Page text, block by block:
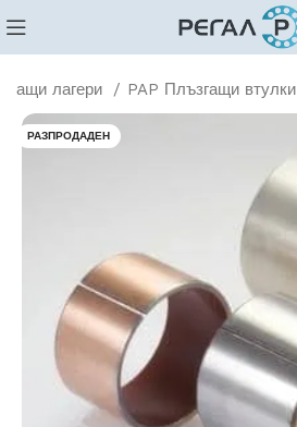
лагери PAP Плъзгащи втулки
РАЗПРОДАДЕН